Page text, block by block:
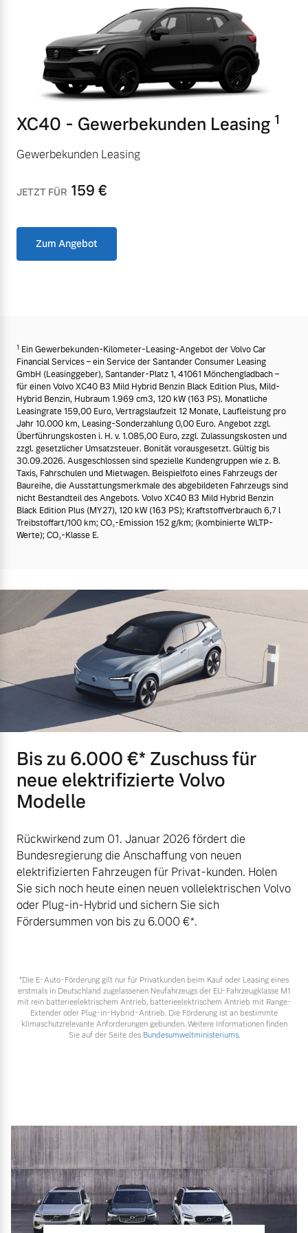
Mehr erfahren
XC40 - Gewerbekunden Leasing 1
Gewerbekunden Leasing
JETZT FÜR 159 €
Zum Angebot
1 Ein Gewerbekunden-Kilometer-Leasing-Angebot der Volvo Car
Financial Services – ein Service der Santander Consumer Leasing
GmbH (Leasinggeber), Santander-Platz 1, 41061 Mönchengladbach –
für einen Volvo XC40 B3 Mild Hybrid Benzin Black Edition Plus, Mild-
Hybrid Benzin, Hubraum 1.969 cm3, 120 kW (163 PS). Monatliche
Leasingrate 159,00 Euro, Vertragslaufzeit 12 Monate, Laufleistung pro
Jahr 10.000 km, Leasing-Sonderzahlung 0,00 Euro. Angebot zzgl.
Überführungskosten i. H. v. 1.085,00 Euro, zzgl. Zulassungskosten und
zzgl. gesetzlicher Umsatzsteuer. Bonität vorausgesetzt. Gültig bis
30.09.2026. Ausgeschlossen sind spezielle Kundengruppen wie z. B.
Taxis, Fahrschulen und Mietwagen. Beispielfoto eines Fahrzeugs der
Baureihe, die Ausstattungsmerkmale des abgebildeten Fahrzeugs sind
nicht Bestandteil des Angebots. Volvo XC40 B3 Mild Hybrid Benzin
Black Edition Plus (MY27), 120 kW (163 PS); Kraftstoffverbrauch 6,7 l
Treibstoffart/100 km; CO₂-Emission 152 g/km; (kombinierte WLTP-
Werte); CO₂-Klasse E.
Bis zu 6.000 €⁠* Zuschuss für
neue elektrifizierte Volvo
Modelle
Rückwirkend zum 01. Januar 2026 fördert die
Bundesregierung die Anschaffung von neuen
elektrifizierten Fahrzeugen für Privat-kunden. Holen
Sie sich noch heute einen neuen vollelektrischen Volvo
oder Plug-in-Hybrid und sichern Sie sich
Fördersummen von bis zu 6.000 €⁠*.
*Die E‑Auto-Förderung gilt nur für Privatkunden beim Kauf oder Leasing eines
erstmals in Deutschland zugelassenen Neufahrzeugs der EU-Fahrzeugklasse M1
mit rein batterieelektrischem Antrieb, batterieelektrischem Antrieb mit Range-
Extender oder Plug-in-Hybrid-Antrieb. Die Förderung ist an bestimmte
klimaschutzrelevante Anforderungen gebunden. Weitere Informationen finden
Sie auf der Seite des Bundesumweltministeriums.